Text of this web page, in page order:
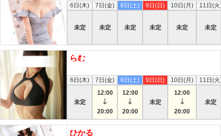
6日(木)
未定
7日(金)
未定
8日(土)
未定
9日(日)
未定
10日(月)
未定
11日(
未定
らむ
6日(木)
未定
7日(金)
12:00
20:00
8日(土)
12:00
20:00
9日(日)
未定
10日(月)
12:00
20:00
11日(
未定
ひかる